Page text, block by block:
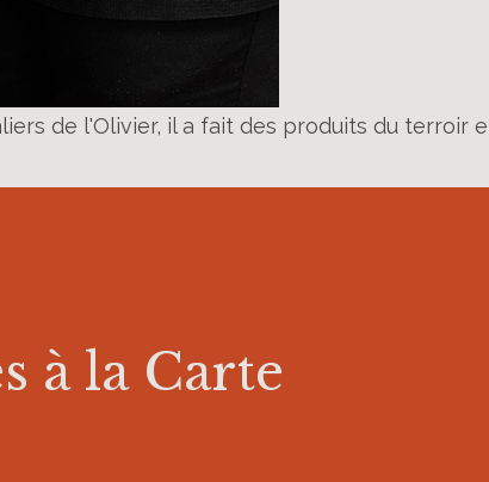
de l'Olivier, il a fait des produits du terroir
à la Carte